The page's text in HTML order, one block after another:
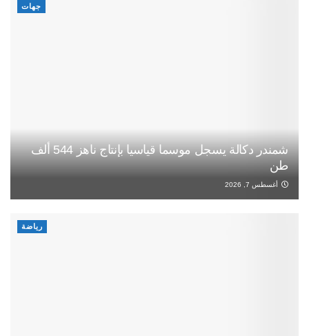
جهات
شمندر دكالة يسجل موسما قياسيا بإنتاج ناهز 544 ألف
طن
أغسطس 7, 2026
رياضة